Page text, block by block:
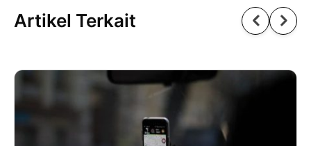
Artikel Terkait